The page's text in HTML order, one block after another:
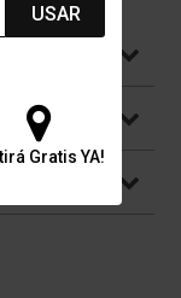
USAR
Gratis YA!